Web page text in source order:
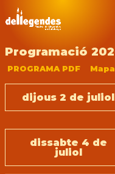
Programació
PROGRAMA PDF
dijous 2 de juliol
dissabte 4 de
juliol